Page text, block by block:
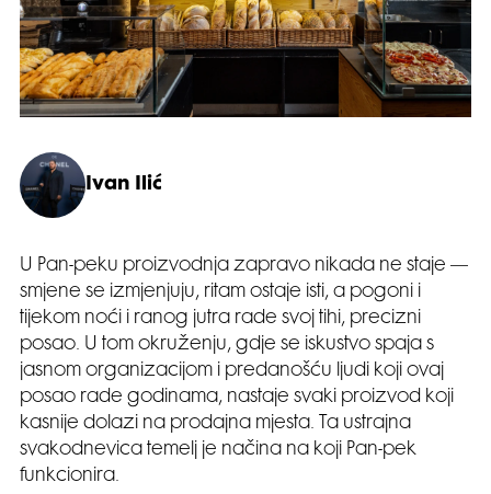
Ivan Ilić
U Pan-peku proizvodnja zapravo nikada ne staje —
smjene se izmjenjuju, ritam ostaje isti, a pogoni i
tijekom noći i ranog jutra rade svoj tihi, precizni
posao. U tom okruženju, gdje se iskustvo spaja s
jasnom organizacijom i predanošću ljudi koji ovaj
posao rade godinama, nastaje svaki proizvod koji
kasnije dolazi na prodajna mjesta. Ta ustrajna
svakodnevica temelj je načina na koji Pan-pek
funkcionira.